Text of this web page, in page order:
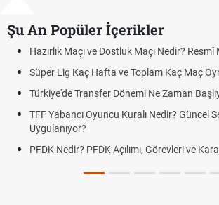
Şu An Popüler İçerikler
Farkları
ve Bitiyor?
Nasıl
Süreci
Puan Durumunda AG,
Skor Ne Demek? Sporda
Futbol Nasıl Oynanır?
Deplasman Golü Kuralı
DGS Sonuçları Ne